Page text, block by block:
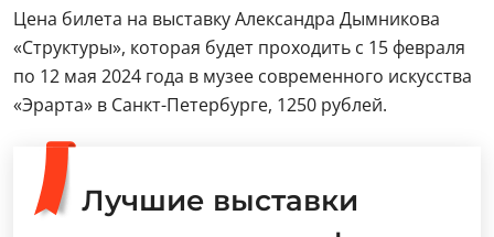
Цена билета на выставку Александра Дымникова
«Структуры», которая будет проходить с 15 февраля
по 12 мая 2024 года в музее современного искусства
«Эрарта» в Санкт-Петербурге, 1250 рублей.
Лучшие выставки